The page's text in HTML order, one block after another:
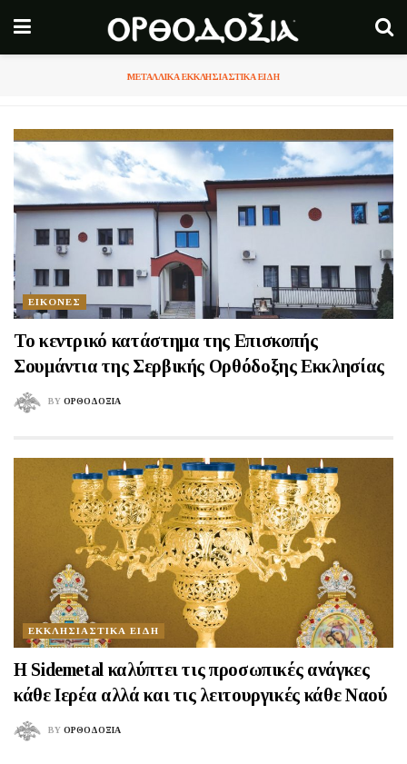
ΜΕΤΑΛΛΙΚΑ ΕΚΚΛΗΣΙΑΣΤΙΚΑ ΕΙΔΗ
ΕΙΚΟΝΕΣ
Το κεντρικό κατάστημα της Επισκοπής
Σουμάντια της Σερβικής Ορθόδοξης Εκκλησίας
BY ΟΡΘΟΔΟΞΙΑ
ΕΚΚΛΗΣΙΑΣΤΙΚΑ ΕΙΔΗ
Η Sidemetal καλύπτει τις προσωπικές ανάγκες
κάθε Ιερέα αλλά και τις λειτουργικές κάθε Ναού
BY ΟΡΘΟΔΟΞΙΑ